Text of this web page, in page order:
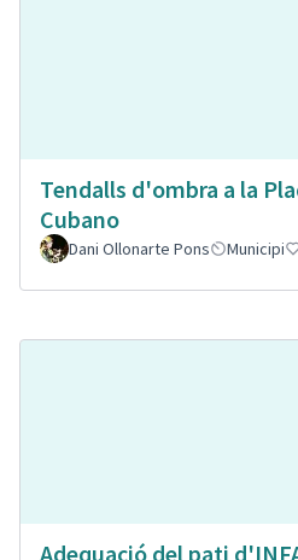
Tendalls d'ombra a la
Cubano
Dani Ollonarte Pons Municipi
Adequació del pati